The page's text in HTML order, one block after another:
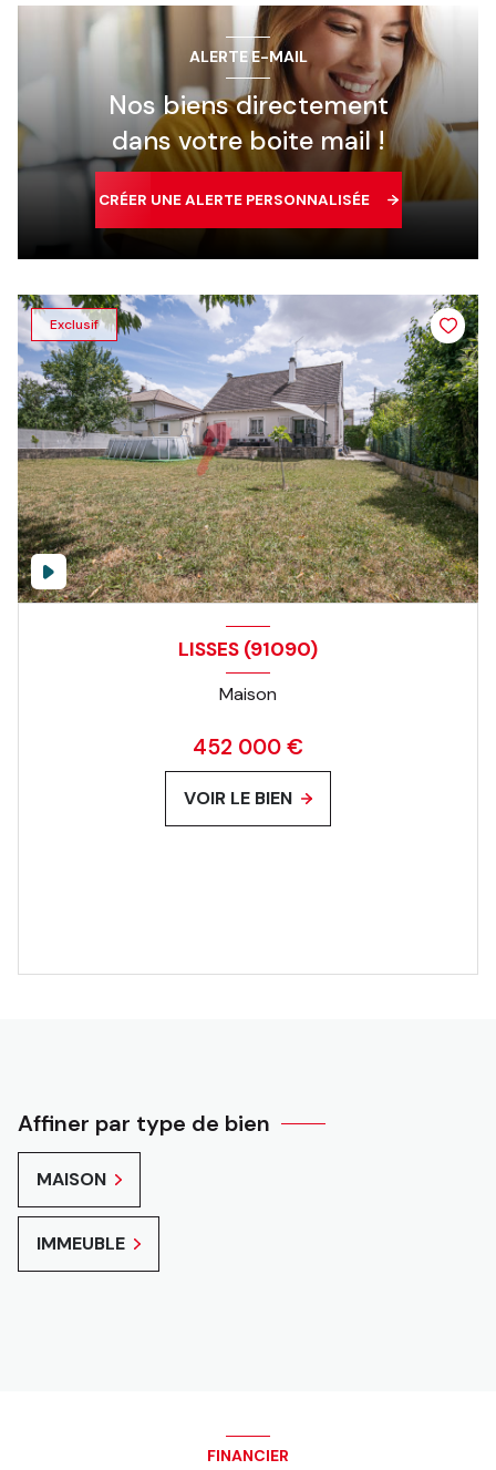
ALERTE E-MAIL
Nos biens directement
dans votre boite mail !
CRÉER UNE ALERTE PERSONNALISÉE
Exclusif
LISSES (91090)
Maison
452 000 €
VOIR LE BIEN
Affiner par type de bien
MAISON
IMMEUBLE
FINANCIER